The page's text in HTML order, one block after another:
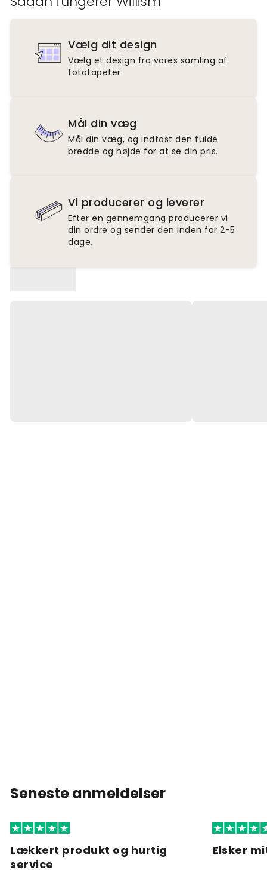
Vælg dit design
Vælg et design fra vores samling af
fototapeter.
Mål din væg
Mål din væg, og indtast den fulde
bredde og højde for at se din pris.
Vi producerer og leverer
Efter en gennemgang producerer vi
din ordre og sender den inden for 2-5
dage.
Seneste anmeldelser
Lækkert produkt og hurtig
service
Elsker